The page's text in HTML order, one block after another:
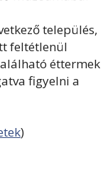
település,
feltétlenül
éttermek
figyelni a
)